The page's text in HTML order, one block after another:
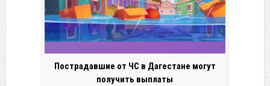
Пострадавшие от ЧС в Дагестане могут
получить выплаты